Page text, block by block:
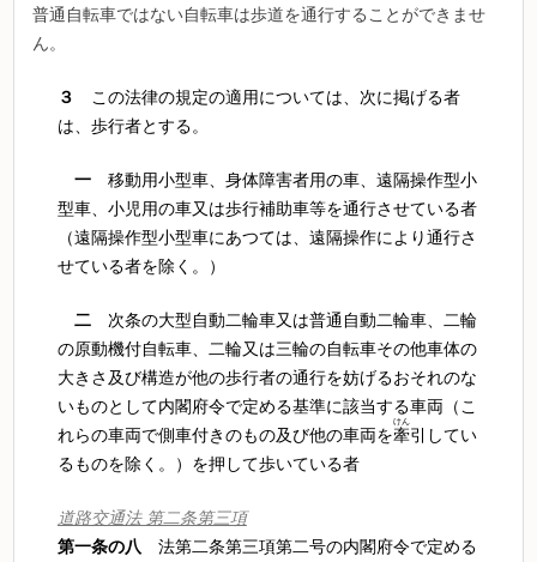
普通自転車ではない自転車は歩道を通行することができませ
ん。
３
この法律の規定の適用については、次に掲げる者
は、歩行者とする。
一移動用小型車、身体障害者用の車、遠隔操作型小
型車、小児用の車又は歩行補助車等を通行させている者
（遠隔操作型小型車にあつては、遠隔操作により通行さ
せている者を除く。）
二次条の大型自動二輪車又は普通自動二輪車、二輪
の原動機付自転車、二輪又は三輪の自転車その他車体の
大きさ及び構造が他の歩行者の通行を妨げるおそれのな
いものとして内閣府令で定める基準に該当する車両（こ
れらの車両で側車付きのもの及び他の車両を牽
けん
引してい
るものを除く。）を押して歩いている者
道路交通法 第二条第三項
第一条の八 法第二条第三項第二号の内閣府令で定める